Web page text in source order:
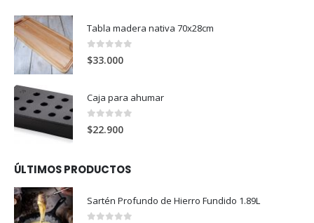
Tabla madera nativa 70x28cm
0out of 5
$33.000
Caja para ahumar
0 out of 5
$22.900
ÚLTIMOS PRODUCTOS
Sartén Profundo de Hierro Fundido 1.89L